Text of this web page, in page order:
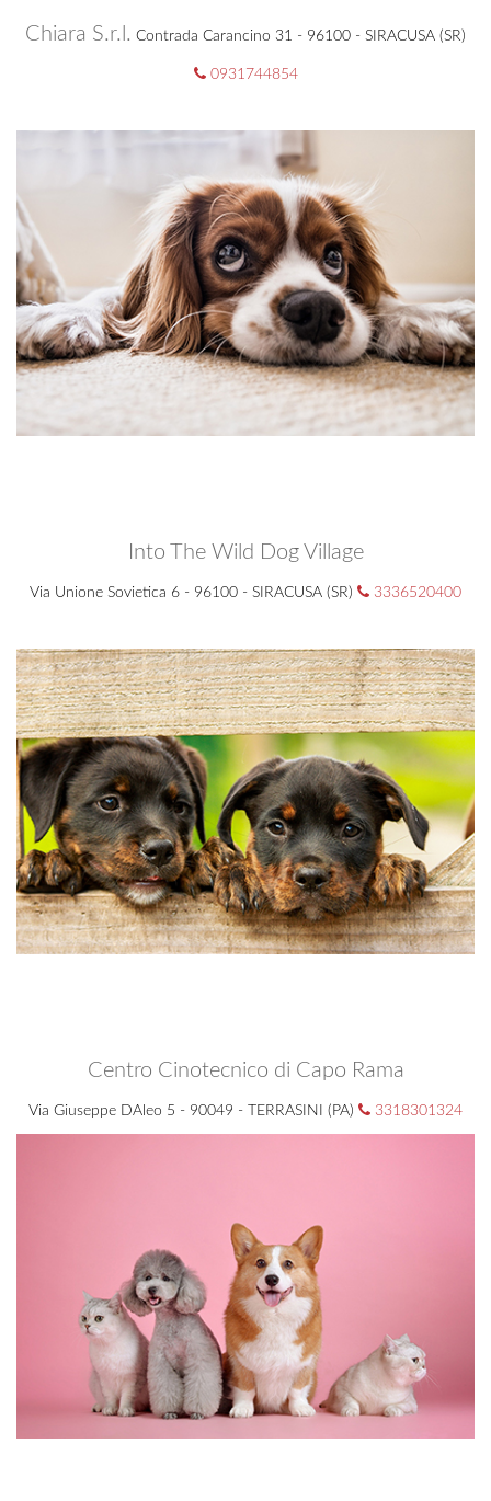
Chiara S.r.l. Contrada Carancino 31 - 96100 - SIRACUSA (SR)
0931744854
Into The Wild Dog Village
Via Unione Sovietica 6 - 96100 - SIRACUSA (SR) 3336520400
Centro Cinotecnico di Capo Rama
Via Giuseppe DAleo 5 - 90049 - TERRASINI (PA) 3318301324